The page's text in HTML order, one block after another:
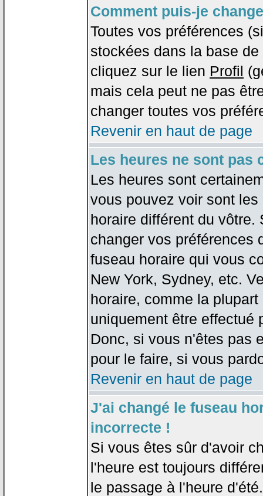
Comment puis-je
Toutes vos préférences
stockées dans la base
cliquez sur le lien Profil
mais cela peut ne pas
changer toutes vos
Revenir en haut de page
Les heures ne sont pas
Les heures sont
vous pouvez voir sont
horaire différent du
changer vos préférences
fuseau horaire qui vous
New York, Sydney, etc.
horaire, comme la
uniquement être effectué
Donc, si vous n'êtes pas
pour le faire, si vous
Revenir en haut de page
J'ai changé le fuseau
incorrecte !
Si vous êtes sûr d'avoir
l'heure est toujours
le passage à l'heure